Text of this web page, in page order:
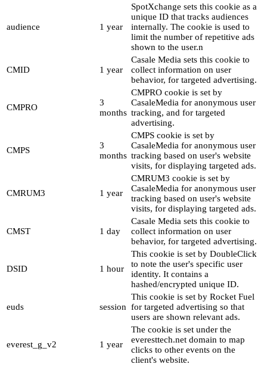
audience 1 year
SpotXchange sets this cookie as a
unique ID that tracks audiences
internally. The cookie is used to
limit the number of repetitive ads
shown to the user.n
CMID 1 year
Casale Media sets this cookie to
collect information on user
behavior, for targeted advertising.
CMPRO
3
months
CMPRO cookie is set by
CasaleMedia for anonymous user
tracking, and for targeted
advertising.
CMPS
3
months
CMPS cookie is set by
CasaleMedia for anonymous user
tracking based on user's website
visits, for displaying targeted ads.
CMRUM3 1 year
CMRUM3 cookie is set by
CasaleMedia for anonymous user
tracking based on user's website
visits, for displaying targeted ads.
CMST 1 day
Casale Media sets this cookie to
collect information on user
behavior, for targeted advertising.
DSID 1 hour
This cookie is set by DoubleClick
to note the user's specific user
identity. It contains a
hashed/encrypted unique ID.
euds session
This cookie is set by Rocket Fuel
for targeted advertising so that
users are shown relevant ads.
everest_g_v2 1 year
The cookie is set under the
everesttech.net domain to map
clicks to other events on the
client's website.